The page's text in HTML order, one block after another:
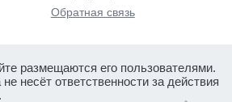
Обратная связь
размещаются его пользователями.
несёт ответственности за действия